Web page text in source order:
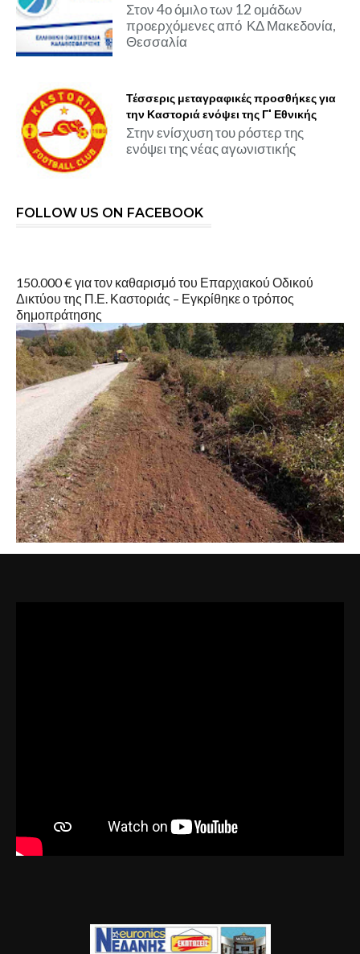
Στον 4ο όμιλο των 12 ομάδων
προερχόμενες από ΚΔ Μακεδονία,
Θεσσαλία
Τέσσερις μεταγραφικές προσθήκες για
την Καστοριά ενόψει της Γ' Εθνικής
Στην ενίσχυση του ρόστερ της
ενόψει της νέας αγωνιστικής
FOLLOW US ON FACEBOOK
150.000 € για τον καθαρισμό του Επαρχιακού Οδικού
Δικτύου της Π.Ε. Καστοριάς – Εγκρίθηκε ο τρόπος
δημοπράτησης